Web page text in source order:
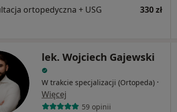
ortopedyczna + USG 330 zł
lek. Wojciech Gajewski
W trakcie specjalizacji (Ortopeda) ·
Więcej
59 opinii